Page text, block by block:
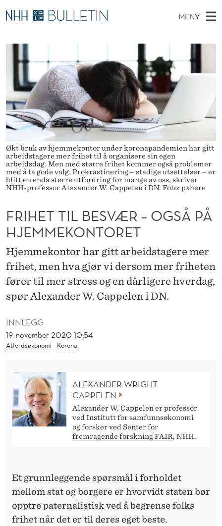
F
R
T
T
L
B
E
S
V
Æ
R
O
G
S
MENY
O
D
M
E
N
Y
Ø
T
E
D
T
Disputaser
Ekspertutvalg
Om Bulletin
Økt bruk av hjemmekontor under koronapandemien har gitt
arbeidstagere mer frihet til å organisere sin egen
arbeidsdag. Men med større frihet kommer også problemer
med å ta gode valg. Prokrastinering – stadige utsettelser – er
blitt en enda større utfordring for mange av oss, skriver
NHH-professor Alexander W. Cappelen i DN. Foto: pxhere
INNLEGG
19. november 2020 10:54
Atferdsøkonomi Korona
FRIHET TIL BESVÆR – OGSÅ PÅ
HJEMMEKONTORET
Hjemmekontor har gitt arbeidstagere mer
frihet, men hva gjør vi dersom mer friheten
fører til mer stress og en dårligere hverdag,
spør Alexander W. Cappelen i DN.
ALEXANDER WRIGHT
CAPPELEN
Alexander W. Cappelen er professor
ved Institutt for samfunnsøkonomi
og forsker ved Senter for
fremragende forskning FAIR, NHH.
Et grunnleggende spørsmål i forholdet
mellom stat og borgere er hvorvidt staten bør
opptre paternalistisk ved å begrense folks
frihet når det er til deres eget beste.